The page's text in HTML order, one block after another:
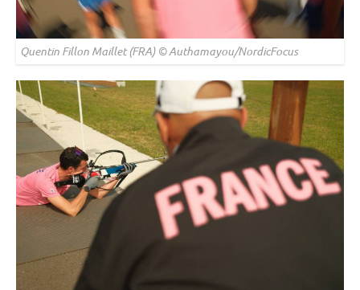
Quentin Fillon Maillet (FRA) © Authamayou/NordicFocus